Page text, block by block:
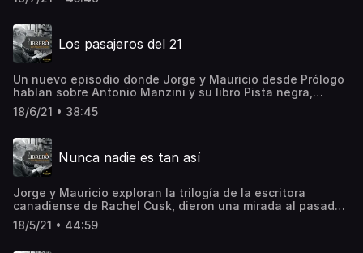
cuentos de ciencia ficción escrito por Ted Chiang y
García Márquez.See omnystudio.com/listener for privacy
information.Los pasajeros del 21
Un nuevo episodio donde Jorge y Mauricio desde Prólogo
hablan sobre Antonio Manzini y su libro Pista negra,
también sobre La anomalía, novela del escritor francés
Hervé Le Tellier, del español Javier Cercas y su reciente
Denis Johnson.See omnystudio.com/listener for privacy
information.
18/6/21 • 38:45
Nunca nadie es tan así
Jorge y Mauricio exploran la trilogía de la escritora
canadiense de Rachel Cusk, dieron una mirada al pasado
para reseñar El pretendiente americano de Marck Twain,
además de los relatos de la guerra civil española Manuel
18/5/21 • 44:59